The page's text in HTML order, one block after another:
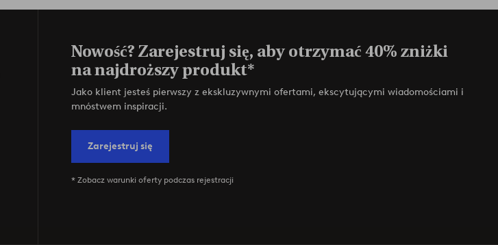
Nowość? Zarejestruj się, aby otrzymać 40% zniżki
na najdroższy produkt*
Jako klient jesteś pierwszy z ekskluzywnymi ofertami, ekscytującymi wiadomościami i
mnóstwem inspiracji.
Zarejestruj się
* Zobacz warunki oferty podczas rejestracji